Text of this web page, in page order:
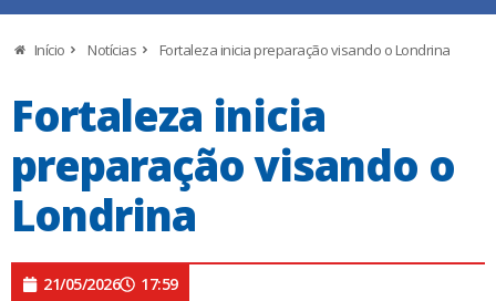
Início Notícias Fortaleza inicia preparação visando o Londrina
Fortaleza inicia
preparação visando o
Londrina
21/05/2026 17:59